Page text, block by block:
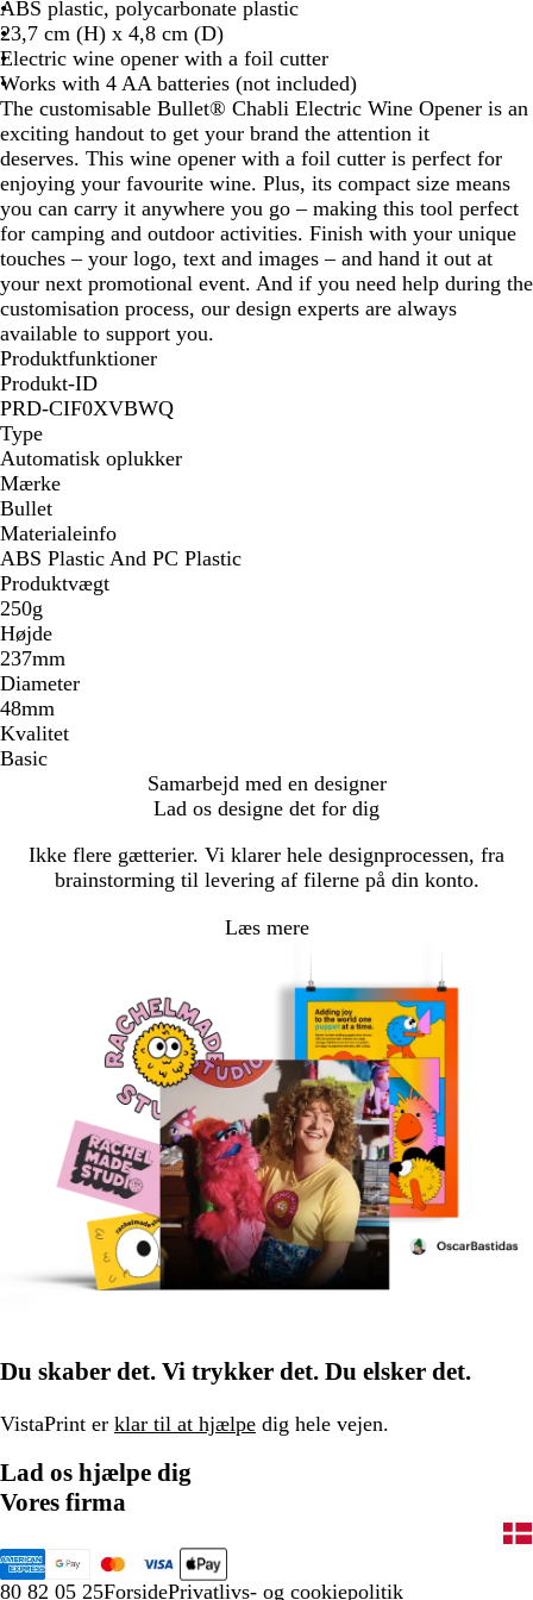
l
i
d
B
l
a
c
k
ABS plastic, polycarbonate plastic
23,7 cm (H) x 4,8 cm (D)
Electric wine opener with a foil cutter
Works with 4 AA batteries (not included)
The customisable Bullet® Chabli Electric Wine Opener is an
exciting handout to get your brand the attention it
deserves. This wine opener with a foil cutter is perfect for
enjoying your favourite wine. Plus, its compact size means
you can carry it anywhere you go – making this tool perfect
for camping and outdoor activities. Finish with your unique
touches – your logo, text and images – and hand it out at
your next promotional event. And if you need help during the
customisation process, our design experts are always
available to support you.
Produktfunktioner
Produkt-ID
PRD-CIF0XVBWQ
Type
Automatisk oplukker
Mærke
Bullet
Materialeinfo
ABS Plastic And PC Plastic
Produktvægt
250g
Højde
237mm
Diameter
48mm
Kvalitet
Basic
Samarbejd med en designer
Lad os designe det for dig
Ikke flere gætterier. Vi klarer hele designprocessen, fra
brainstorming til levering af filerne på din konto.
Læs mere
Du skaber det. Vi trykker det. Du elsker det.
VistaPrint er klar til at hjælpe dig hele vejen.
Lad os hjælpe dig
Vores firma
80 82 05 25ForsidePrivatlivs- og cookiepolitik